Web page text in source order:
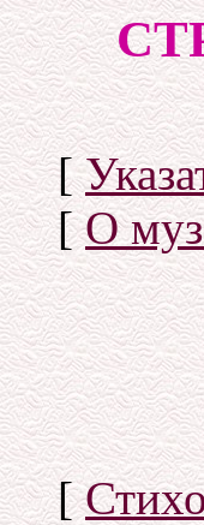
[
[О
[